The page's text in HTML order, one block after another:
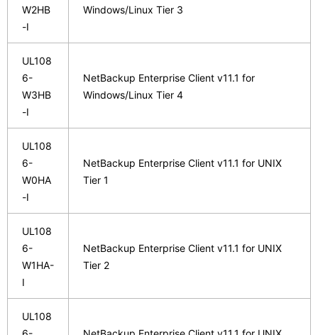
W2HB
-I
Windows/Linux Tier 3
UL108
6-
W3HB
-I
NetBackup Enterprise Client v11.1 for
Windows/Linux Tier 4
UL108
6-
W0HA
-I
NetBackup Enterprise Client v11.1 for UNIX
Tier 1
UL108
6-
W1HA-
I
NetBackup Enterprise Client v11.1 for UNIX
Tier 2
UL108